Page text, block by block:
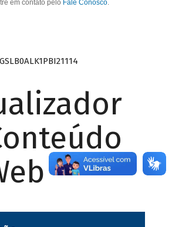
em contato pelo Fale Conosco.